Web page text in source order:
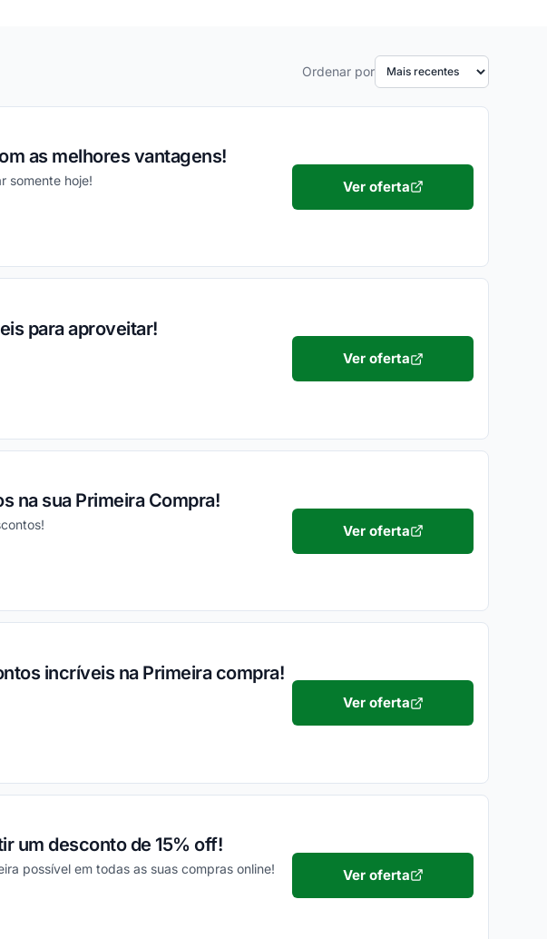
Ordenar por
as melhores vantagens!
somente hoje! Ver oferta
para aproveitar!
Ver oferta
na sua Primeira Compra!
Ver oferta
incríveis na Primeira compra!
Ver oferta
um desconto de 15% off!
possível em todas as suas compras online! Ver oferta